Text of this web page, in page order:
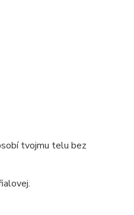
tvojmu telu bez